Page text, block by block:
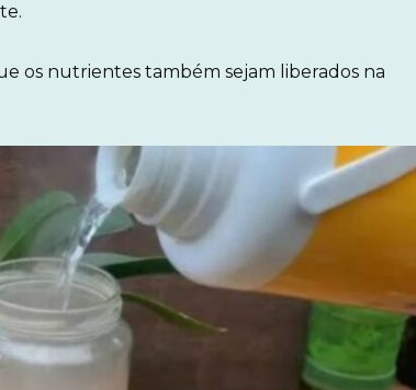
os nutrientes também sejam liberados na